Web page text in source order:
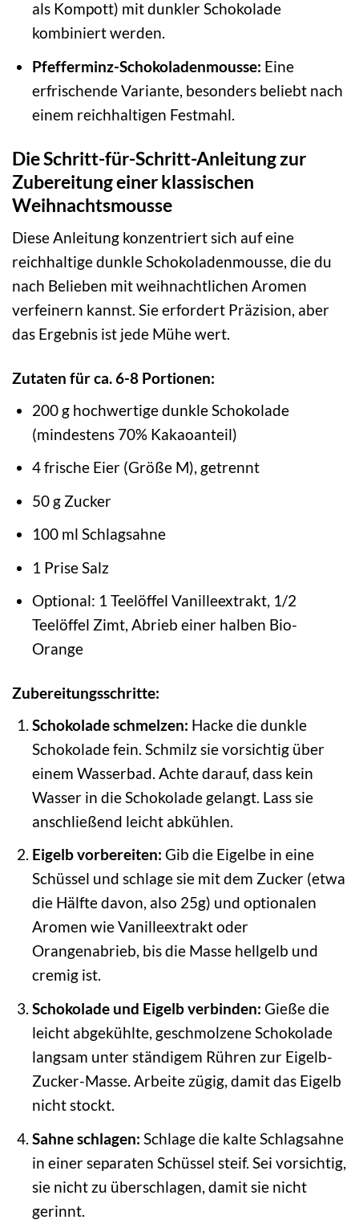
als Kompott) mit dunkler Schokolade
kombiniert werden.
Pfefferminz-Schokoladenmousse: Eine
erfrischende Variante, besonders beliebt nach
einem reichhaltigen Festmahl.
Die Schritt-für-Schritt-Anleitung zur
Zubereitung einer klassischen
Weihnachtsmousse
Diese Anleitung konzentriert sich auf eine
reichhaltige dunkle Schokoladenmousse, die du
nach Belieben mit weihnachtlichen Aromen
verfeinern kannst. Sie erfordert Präzision, aber
das Ergebnis ist jede Mühe wert.
Zutaten für ca. 6-8 Portionen:
200 g hochwertige dunkle Schokolade
(mindestens 70% Kakaoanteil)
4 frische Eier (Größe M), getrennt
50 g Zucker
100 ml Schlagsahne
1 Prise Salz
Optional: 1 Teelöffel Vanilleextrakt, 1/2
Teelöffel Zimt, Abrieb einer halben Bio-
Orange
Zubereitungsschritte:
Schokolade schmelzen: Hacke die dunkle
Schokolade fein. Schmilz sie vorsichtig über
einem Wasserbad. Achte darauf, dass kein
Wasser in die Schokolade gelangt. Lass sie
anschließend leicht abkühlen.
Eigelb vorbereiten: Gib die Eigelbe in eine
Schüssel und schlage sie mit dem Zucker (etwa
die Hälfte davon, also 25g) und optionalen
Aromen wie Vanilleextrakt oder
Orangenabrieb, bis die Masse hellgelb und
cremig ist.
Schokolade und Eigelb verbinden: Gieße die
leicht abgekühlte, geschmolzene Schokolade
langsam unter ständigem Rühren zur Eigelb-
Zucker-Masse. Arbeite zügig, damit das Eigelb
nicht stockt.
Sahne schlagen: Schlage die kalte Schlagsahne
in einer separaten Schüssel steif. Sei vorsichtig,
sie nicht zu überschlagen, damit sie nicht
gerinnt.